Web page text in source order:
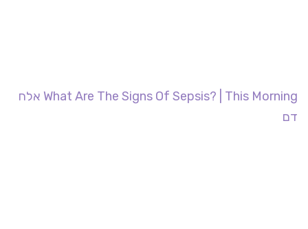
What Are The Signs Of Sepsis? | This Morning אלח
דם